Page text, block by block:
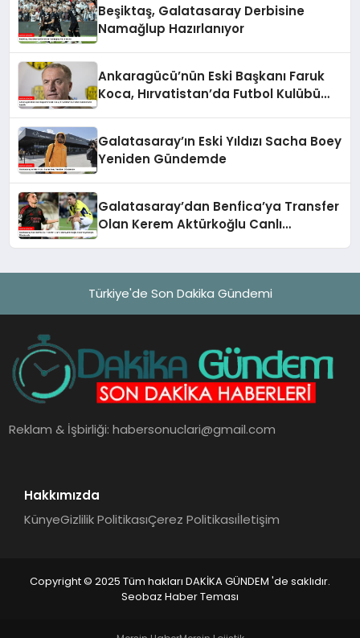
Beşiktaş, Galatasaray Derbisine
Namağlup Hazırlanıyor
Ankaragücü’nün Eski Başkanı Faruk
Koca, Hırvatistan’da Futbol Kulübü
Galatasaray’ın Eski Yıldızı Sacha Boey
Yeniden Gündemde
Galatasaray’dan Benfica’ya Transfer
Olan Kerem Aktürkoğlu Canlı
Türkiye'de Son Dakika Gündemi
Reklam & İşbirliği:habersonuclari@gmail.com
Hakkımızda
KünyeGizlilik PolitikasıÇerez Politikasıİletişim
Copyright © 2025 Tüm hakları DAKİKA GÜNDEM 'de saklıdır.
Seobaz Haber Teması